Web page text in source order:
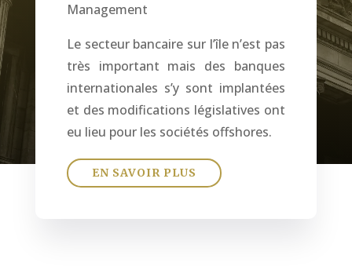
Management
Le secteur bancaire sur l’île n’est pas
très important mais des banques
internationales s’y sont implantées
et des modifications législatives ont
eu lieu pour les sociétés offshores.
EN SAVOIR PLUS